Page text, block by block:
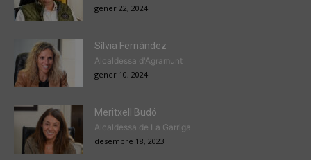
gener 22, 2024
Sílvia Fernández
Alcaldessa d'Agramunt
gener 10, 2024
Meritxell Budó
Alcaldessa de La Garriga
desembre 18, 2023